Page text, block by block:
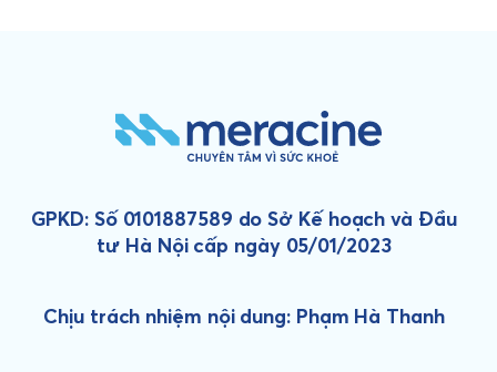
GPKD: Số 0101887589 do Sở Kế hoạch và Đầu
tư Hà Nội cấp ngày 05/01/2023
Chịu trách nhiệm nội dung: Phạm Hà Thanh